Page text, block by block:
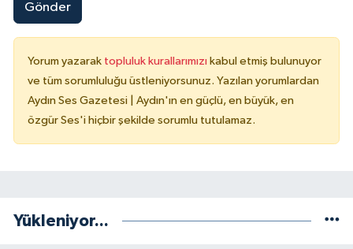
Gönder
Yorum yazarak topluluk kurallarımızı kabul etmiş bulunuyor
ve tüm sorumluluğu üstleniyorsunuz. Yazılan yorumlardan
Aydın Ses Gazetesi | Aydın'ın en güçlü, en büyük, en
özgür Ses'i hiçbir şekilde sorumlu tutulamaz.
Yükleniyor...